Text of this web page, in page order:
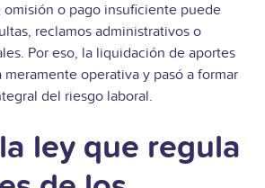
o pago insuficiente puede
reclamos administrativos o
Por eso, la liquidación de aportes
operativa y pasó a formar
del riesgo laboral.
ley que regula